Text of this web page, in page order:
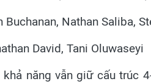
Buchanan, Nathan Saliba,
David, Tani Oluwaseyi
khả năng vẫn giữ cấu trúc